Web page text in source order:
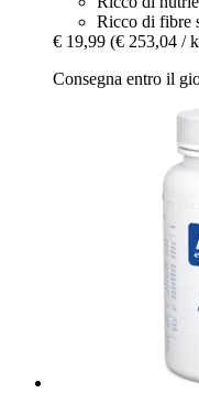
Ricco di fibre
€ 19,99 (€ 253,04 /
Consegna entro il